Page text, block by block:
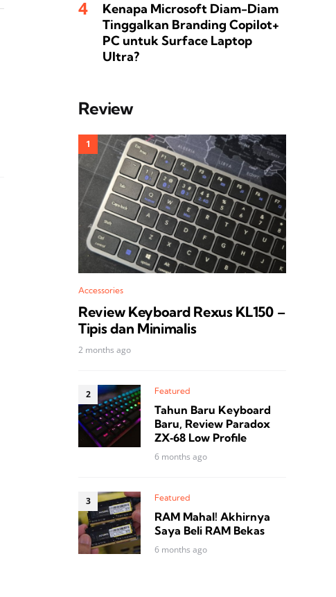
Kenapa Microsoft Diam-Diam
Tinggalkan Branding Copilot+
PC untuk Surface Laptop
Ultra?
Review
Accessories
Review Keyboard Rexus KL150 –
Tipis dan Minimalis
2 months ago
Featured
Tahun Baru Keyboard
Baru, Review Paradox
ZX‑68 Low Profile
6 months ago
Featured
RAM Mahal! Akhirnya
Saya Beli RAM Bekas
6 months ago